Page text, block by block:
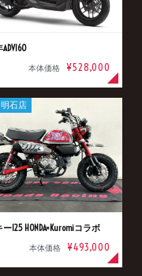
本体価格 ¥528,000
125 HONDA×Kuromiコラボ
本体価格 ¥493,000
明石店